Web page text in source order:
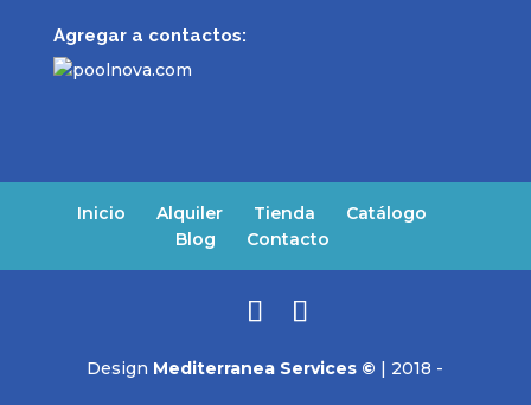
Agregar a contactos:
Inicio Alquiler Tienda
Catálogo
Blog
Contacto
Design Mediterranea Services © | 2018 -